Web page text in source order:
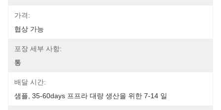
가격:
협상 가능
포장 세부 사항:
통
배달 시간:
샘플, 35-60days 프프라 대량 생산을 위한 7-14 일